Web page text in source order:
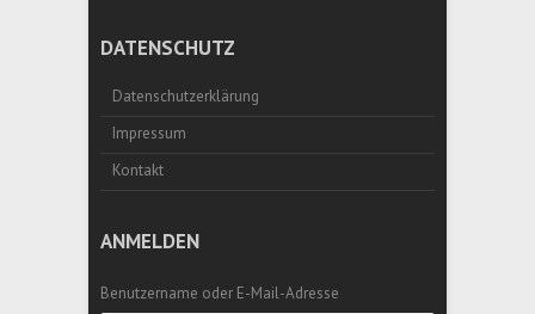
DATENSCHUTZ
Datenschutzerklärung
Impressum
Kontakt
ANMELDEN
Benutzername oder E-Mail-Adresse